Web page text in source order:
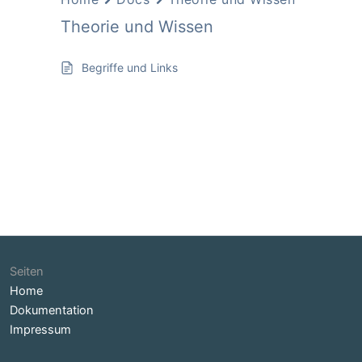
Theorie und Wissen
Begriffe und Links
Seiten
Home
Dokumentation
Impressum